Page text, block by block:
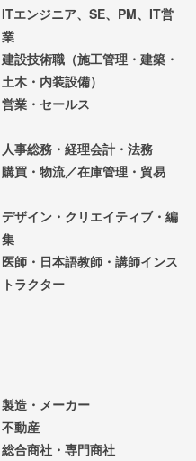
ITエンジニア、SE、PM、IT営
業
建設技術職（施工管理・建築・
土木・内装設備）
営業・セールス
人事総務・経理会計・法務
購買・物流／在庫管理・貿易
デザイン・クリエイティブ・編
集
医師・日本語教師・講師インス
トラクター
製造・メーカー
不動産
総合商社・専門商社